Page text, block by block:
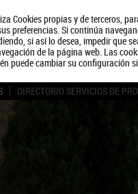
Cookies propias y de terceros,
preferencias. Si continúa
si así lo desea, impedir que
de la página web. Las
puede cambiar su configuración
DIRECTORIO SERVICIOS DE